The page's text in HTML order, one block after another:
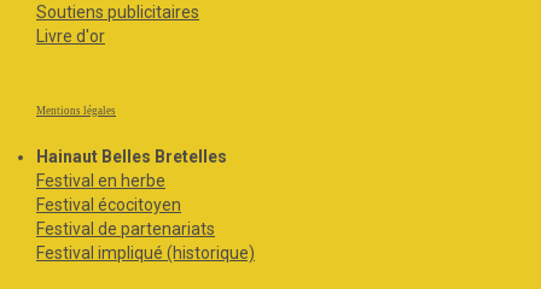
Soutiens publicitaires
Livre d'or
Mentions légales
Hainaut Belles Bretelles
Festival en herbe
Festival écocitoyen
Festival de partenariats
Festival impliqué (historique)